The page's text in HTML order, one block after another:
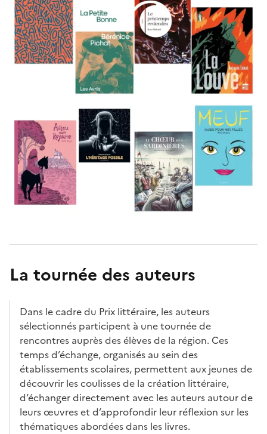
La tournée des auteurs
Dans le cadre du Prix littéraire, les auteurs
sélectionnés participent à une tournée de
rencontres auprès des élèves de la région. Ces
temps d’échange, organisés au sein des
établissements scolaires, permettent aux jeunes de
découvrir les coulisses de la création littéraire,
d’échanger directement avec les auteurs autour de
leurs œuvres et d’approfondir leur réflexion sur les
thématiques abordées dans les livres.